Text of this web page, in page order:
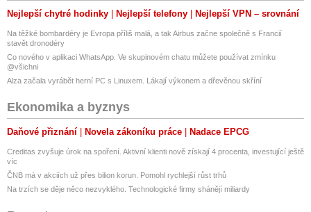
Střední
Velký
Bezdrátové připojení
Ne
Jen Wi-Fi
Wi-Fi + Bluetooth
Historie nabíjení
Ne
Ano
Vyvažování výkonu
Ne
Nejlepší chytré hodinky Nejlepší telefony Nejlepší VPN – srovnání
Na těžké bombardéry je Evropa příliš malá, a tak Airbus začne společně s Francií
stavět dronodéry
Co nového v aplikaci WhatsApp. Ve skupinovém chatu můžete používat zmínku
@všichni
Alza začala vyrábět herní PC s Linuxem. Lákají výkonem a dřevěnou skříní
Ekonomika a byznys
Daňové přiznání Novela zákoníku práce Nadace EPCG
Creditas zvyšuje úrok na spoření. Aktivní klienti nově získají 4 procenta, investující ještě
víc
ČNB má v akciích už přes bilion korun. Pomohl rychlejší růst trhů
Na trzích se děje něco nezvyklého. Technologické firmy shánějí miliardy